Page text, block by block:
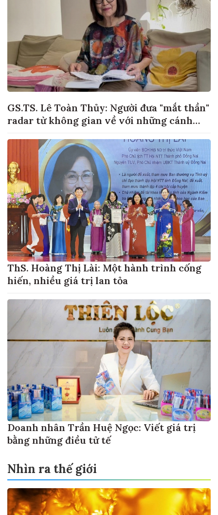
GS.TS. Lê Toàn Thủy: Người đưa "mắt thần"
radar từ không gian về với những cánh
ThS. Hoàng Thị Lài: Một hành trình cống
hiến, nhiều giá trị lan tỏa
Doanh nhân Trần Huệ Ngọc: Viết giá trị
bằng những điều tử tế
Nhìn ra thế giới